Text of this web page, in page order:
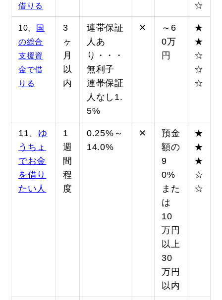
借りる
☆
10、
国
の総合
支援資
金で借
りる
3
ヶ
月
以
内
連帯保証
人あ
り・・・
無利子
連帯保証
人なし1.
5%
✕
～6
0万
円
★
★
☆
☆
☆
11、 ゆ
うちょ
でお金
を借り
たい人
1
週
間
程
度
0.25%～
14.0%
✕
預金
額の
9
0%
また
は
10
万円
以上
30
万円
以内
★
★
★
☆
☆